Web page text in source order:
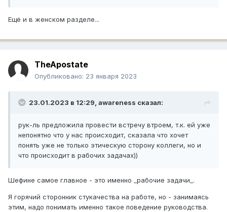
Ещё и в женском разделе...
TheApostate
Опубликовано: 23 января 2023
23.01.2023 в 12:29, awareness сказал:
рук-ль предложила провести встречу втроем, т.к. ей уже
непонятно что у нас происходит, сказала что хочет
понять уже не только этическую сторону коллеги, но и
что происходит в рабочих задачах))
Шефине самое главное - это именно _рабочие задачи_.
Я горячий сторонник стукачества на работе, но - занимаясь
этим, надо понимать именно такое поведение руководства.